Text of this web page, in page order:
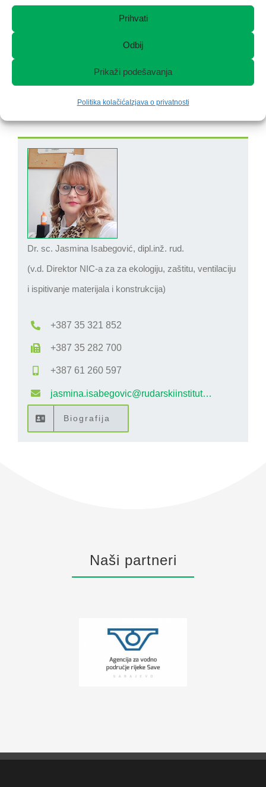
Prihvati
Odbij
Prikaži podešavanja
Politika kolačićaIzjava o privatnosti
Dr. sc. Jasmina Isabegović, dipl.inž. rud.
(v.d. Direktor NIC-a za za ekologiju, zaštitu, ventilaciju
i ispitivanje materijala i konstrukcija)
+387 35 321 852
+387 35 282 700
+387 61 260 597
jasmina.isabegovic@rudarskiinstitut…
Biografija
Naši partneri